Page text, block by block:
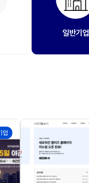
일반기업
업